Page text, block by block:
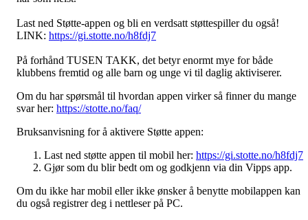
Last ned Støtte-appen og bli en verdsatt støttespiller du også!
LINK: https://gi.stotte.no/h8fdj7
På forhånd TUSEN TAKK, det betyr enormt mye for både
klubbens fremtid og alle barn og unge vi til daglig aktiviserer.
Om du har spørsmål til hvordan appen virker så finner du mange
svar her: https://stotte.no/faq/
Bruksanvisning for å aktivere Støtte appen:
Last ned støtte appen til mobil her: https://gi.stotte.no/h8fdj7
Gjør som du blir bedt om og godkjenn via din Vipps app.
Om du ikke har mobil eller ikke ønsker å benytte mobilappen kan
du også registrer deg i nettleser på PC.